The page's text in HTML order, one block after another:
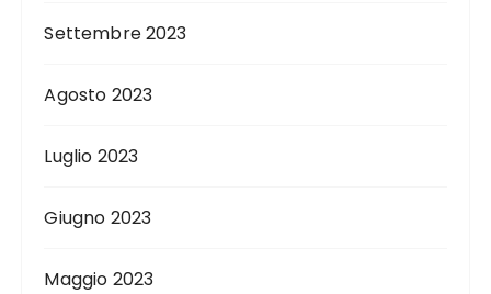
Settembre 2023
Agosto 2023
Luglio 2023
Giugno 2023
Maggio 2023